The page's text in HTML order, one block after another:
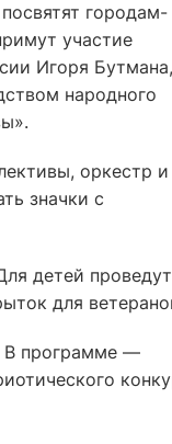
посвятят городам-
участие
Игоря Бутмана,
народного
оркестр и
значки с
детей проведут
для
В программе —